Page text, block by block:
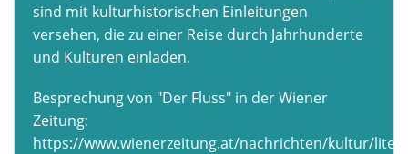
sind mit kulturhistorischen Einleitungen
versehen, die zu einer Reise durch Jahrhunderte
und Kulturen einladen.
Besprechung von "Der Fluss" in der Wiener
Zeitung:
https://www.wienerzeitung.at/nachrichten/kultur/